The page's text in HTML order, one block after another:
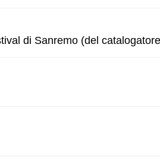
di Sanremo (del